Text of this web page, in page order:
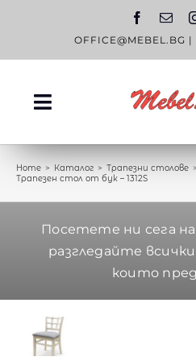
OFFICE@MEBEL.BG |
Toggle
НАЧАЛО
OUTLET
ЗА НАС
КОНТАКТИ
Home Каталог
Трапезни столове
Трапезен стол от бук – 1312S
Посетете ни сега на
разгледайте
които